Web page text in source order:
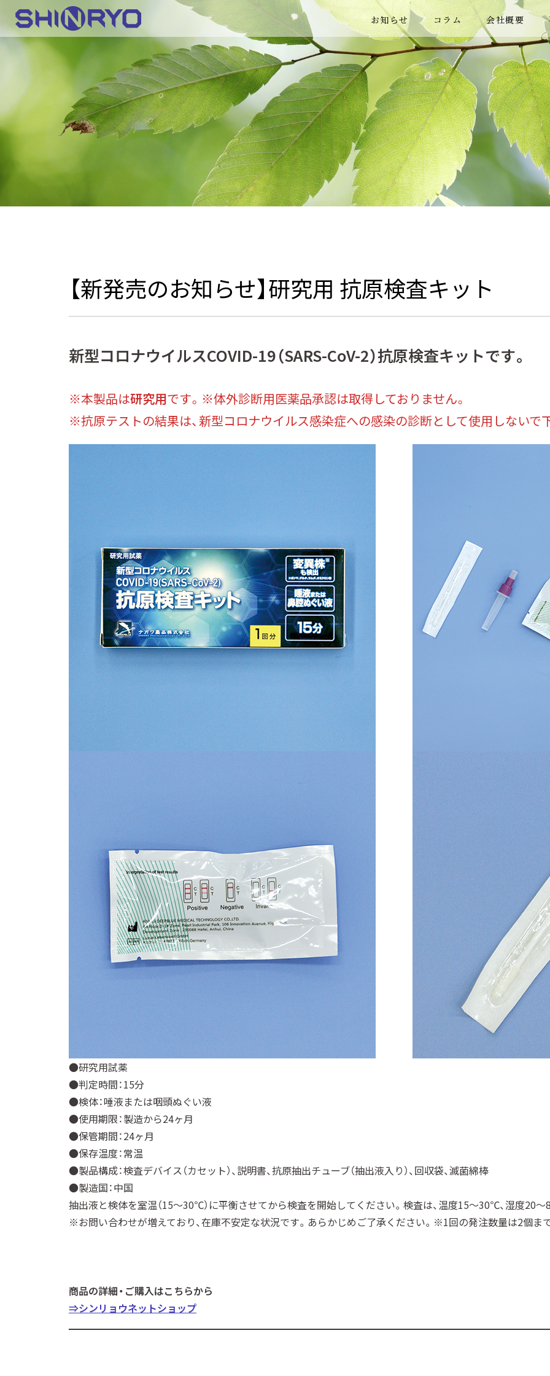
お知らせ コラム 会社概要
【新発売のお知らせ】研究用 抗原検査キット
新型コロナウイルスCOVID-19（SARS-CoV-2）抗原検査キットです。
※本製品は研究用です。※体外診断用医薬品承認は取得しておりません。
※抗原テストの結果は、新型コロナウイルス感染症への感染の診断として使用しないで
●研究用試薬
●判定時間：15分
●検体：唾液または咽頭ぬぐい液
●使用期限：製造から24ヶ月
●保管期間：24ヶ月
●保存温度：常温
●製品構成：検査デバイス（カセット）、説明書、抗原抽出チューブ（抽出液入り）、回収袋、滅菌綿棒
●製造国：中国
抽出液と検体を室温（15～30℃）に平衡させてから検査を開始してください。検査は、温度15～30℃、湿度20
※お問い合わせが増えており、在庫不安定な状況です。あらかじめご了承ください。※1回の発注数量は2個ま
商品の詳細・ご購入はこちらから
⇒シンリョウネットショップ